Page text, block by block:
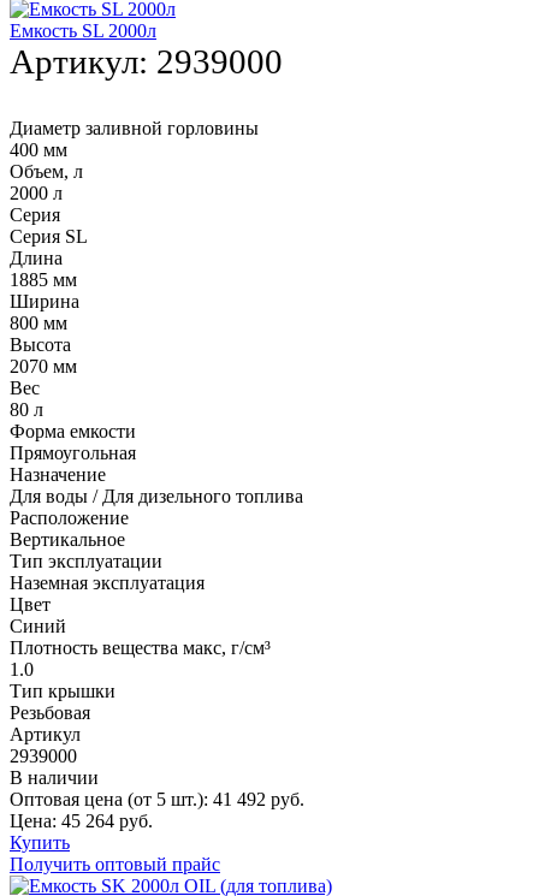
Емкость SL 2000л
Артикул: 2939000
Диаметр заливной горловины
400 мм
Объем, л
2000 л
Серия
Серия SL
Длина
1885 мм
Ширина
800 мм
Высота
2070 мм
Вес
80 л
Форма емкости
Прямоугольная
Назначение
Для воды / Для дизельного топлива
Расположение
Вертикальное
Тип эксплуатации
Наземная эксплуатация
Цвет
Синий
Плотность вещества макс, г/см³
1.0
Тип крышки
Резьбовая
Артикул
2939000
В наличии
Оптовая цена (от 5 шт.): 41 492 руб.
Цена: 45 264 руб.
Купить
Получить оптовый прайс